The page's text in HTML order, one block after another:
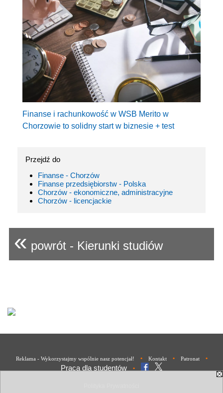
Finanse i rachunkowość w WSB Merito w
Chorzowie to solidny start w biznesie + test
Przejdź do
Finanse - Chorzów
Finanse przedsiębiorstw - Polska
Chorzów - ekonomiczne, administracyjne
Chorzów - licencjackie
« powrót - Kierunki studiów
Reklama - Wykorzystajmy wspólnie nasz potencjał! • Kontakt • Patronat •
Praca dla studentów •